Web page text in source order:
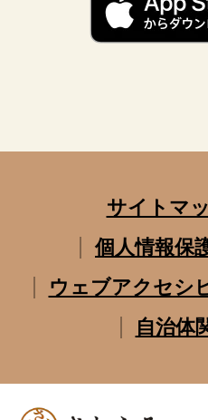
サイトマ
個人情報保
ウェブアクセシ
自治体